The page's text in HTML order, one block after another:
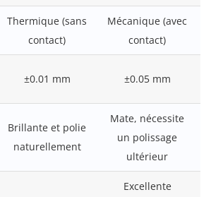
Thermique (sans
contact)
Mécanique (avec
contact)
±0.01 mm ±0.05 mm
Brillante et polie
naturellement
Mate, nécessite
un polissage
ultérieur
Excellente